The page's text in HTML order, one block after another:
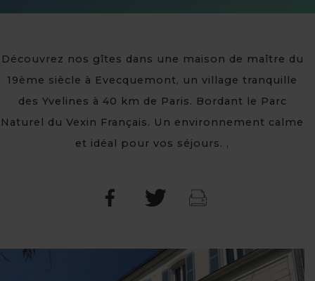
Découvrez nos gîtes dans une maison de maître du
19ème siècle à Evecquemont, un village tranquille
des Yvelines à 40 km de Paris. Bordant le Parc
Naturel du Vexin Français. Un environnement calme
et idéal pour vos séjours. ,